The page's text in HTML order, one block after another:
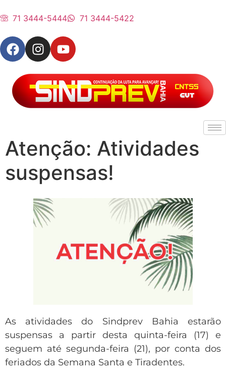
71 3444-5444 71 3444-5422
Atenção: Atividades
suspensas!
As atividades do Sindprev Bahia estarão
suspensas a partir desta quinta-feira (17) e
seguem até segunda-feira (21), por conta dos
feriados da Semana Santa e Tiradentes.